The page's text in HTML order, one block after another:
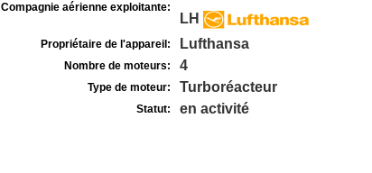
Compagnie aérienne exploitante:
LH
Propriétaire de l'appareil: Lufthansa
Nombre de moteurs: 4
Type de moteur: Turboréacteur
Statut: en activité